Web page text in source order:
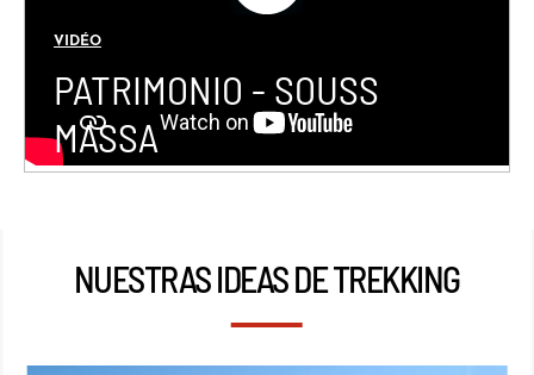
VIDÉO
PATRIMONIO - SOUSS
MASSA
NUESTRAS IDEAS DE TREKKING